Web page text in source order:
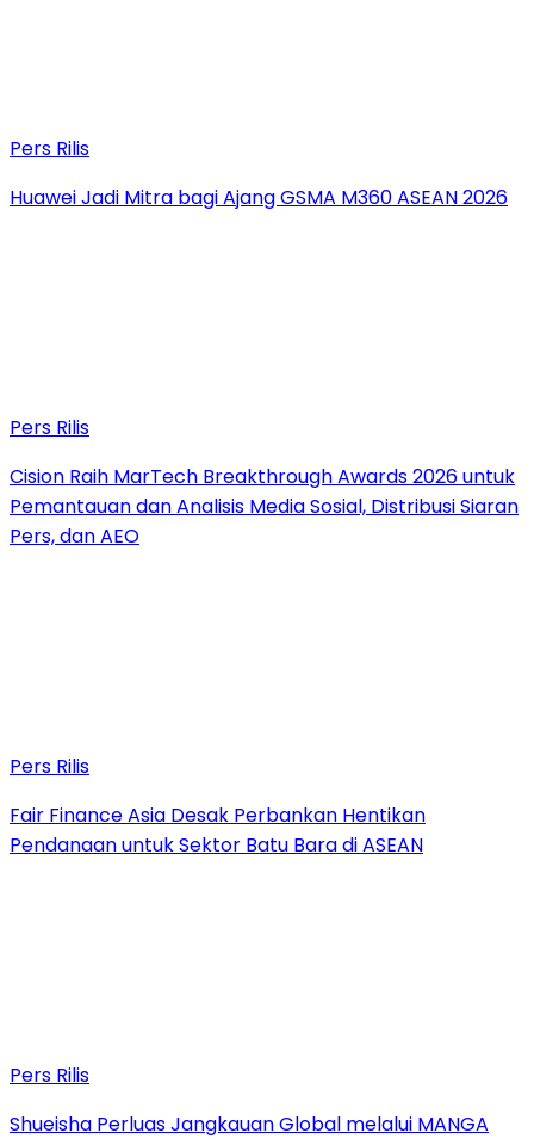
Pers Rilis
Huawei Jadi Mitra bagi Ajang GSMA M360 ASEAN 2026
Pers Rilis
Cision Raih MarTech Breakthrough Awards 2026 untuk
Pemantauan dan Analisis Media Sosial, Distribusi Siaran
Pers, dan AEO
Pers Rilis
Fair Finance Asia Desak Perbankan Hentikan
Pendanaan untuk Sektor Batu Bara di ASEAN
Pers Rilis
Shueisha Perluas Jangkauan Global melalui MANGA